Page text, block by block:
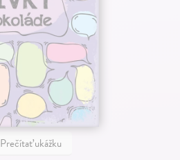
Prečítať ukážku